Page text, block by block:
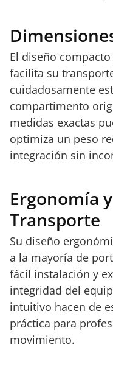
El diseño
facilita su
cuidadosamente
compartimento
medidas exactas
optimiza un peso
integración sin
Ergonomía
Transporte
Su diseño
a la mayoría de
fácil instalación y
integridad del
intuitivo hacen de
práctica para
movimiento.